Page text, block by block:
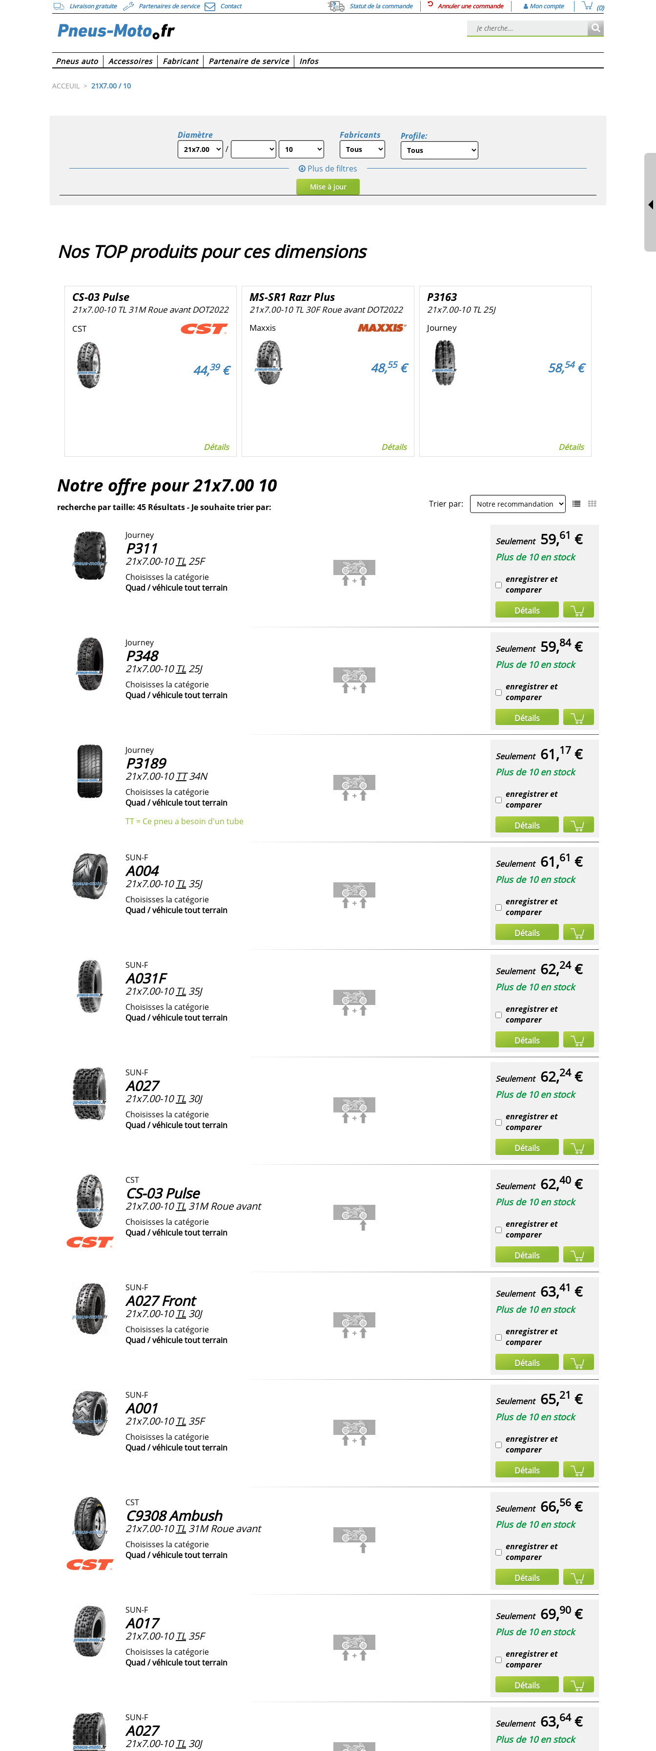
Livraison gratuite Partenaires de service Contact Statut de la commande Annuler une commande Mon compte (0)
Pneus auto Accessoires Fabricant Partenaire de service Infos
ACCEUIL > 21X7.00 / 10
Diamètre
/
Fabricants Profile:
Plus de filtres
Mise à jour
Nos TOP produits pour ces dimensions
CS-03 Pulse
21x7.00-10 TL 31M Roue avant DOT2022
CST
44,39€
Détails
MS-SR1 Razr Plus
21x7.00-10 TL 30F Roue avant DOT2022
Maxxis
48,55€
Détails
P3163
21x7.00-10 TL 25J
Journey
58,54€
Détails
Notre offre pour21x7.00 10
recherche par taille: 45 Résultats - Je souhaite trier par: Trier par:
Journey
P311
21x7.00-10 TL25F
Choisisses la catégorie
Quad / véhicule tout terrain
Seulement 59,61 €
Plus de 10 en stock
enregistrer et
comparer
Détails
Journey
P348
21x7.00-10 TL25J
Choisisses la catégorie
Quad / véhicule tout terrain
Seulement 59,84€
Plus de 10 en stock
enregistrer et
comparer
Détails
Journey
P3189
21x7.00-10 TT34N
Choisisses la catégorie
Quad / véhicule tout terrain
TT = Ce pneu a besoin d'un tube
Seulement 61,17 €
Plus de 10 en stock
enregistrer et
comparer
Détails
SUN-F
A004
21x7.00-10 TL35J
Choisisses la catégorie
Quad / véhicule tout terrain
Seulement 61,61 €
Plus de 10 en stock
enregistrer et
comparer
Détails
SUN-F
A031F
21x7.00-10 TL35J
Choisisses la catégorie
Quad / véhicule tout terrain
Seulement 62,24€
Plus de 10 en stock
enregistrer et
comparer
Détails
SUN-F
A027
21x7.00-10 TL30J
Choisisses la catégorie
Quad / véhicule tout terrain
Seulement 62,24€
Plus de 10 en stock
enregistrer et
comparer
Détails
CST
CS-03 Pulse
21x7.00-10 TL31M Roue avant
Choisisses la catégorie
Quad / véhicule tout terrain
Seulement 62,40 €
Plus de 10 en stock
enregistrer et
comparer
Détails
SUN-F
A027 Front
21x7.00-10 TL30J
Choisisses la catégorie
Quad / véhicule tout terrain
Seulement 63,41 €
Plus de 10 en stock
enregistrer et
comparer
Détails
SUN-F
A001
21x7.00-10 TL35F
Choisisses la catégorie
Quad / véhicule tout terrain
Seulement 65,21 €
Plus de 10 en stock
enregistrer et
comparer
Détails
CST
C9308 Ambush
21x7.00-10 TL31M Roue avant
Choisisses la catégorie
Quad / véhicule tout terrain
Seulement 66,56 €
Plus de 10 en stock
enregistrer et
comparer
Détails
SUN-F
A017
21x7.00-10 TL35F
Choisisses la catégorie
Quad / véhicule tout terrain
Seulement 69,90 €
Plus de 10 en stock
enregistrer et
comparer
Détails
SUN-F
A027
21x7.00-10 TL30J
Seulement 63,64€
Plus de 10 en stock